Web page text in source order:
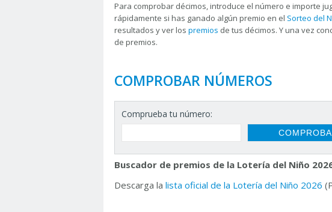
Para comprobar décimos, introduce el número e importe
rápidamente si has ganado algún premio en el Sorteo del
resultados y ver los premios de tus décimos. Y una vez
de premios.
COMPROBAR NÚMEROS
Comprueba tu número:
Buscador de premios de la Lotería del Niño
Descarga la lista oficial de la Lotería del Niño 2026